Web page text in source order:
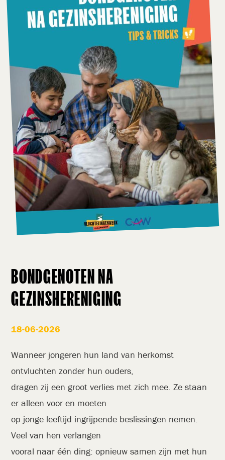
BONDGENOTEN NA
GEZINSHERENIGING
18-06-2026
Wanneer jongeren hun land van herkomst
ontvluchten zonder hun ouders,
dragen zij een groot verlies met zich mee. Ze staan
er alleen voor en moeten
op jonge leeftijd ingrijpende beslissingen nemen.
Veel van hen verlangen
vooral naar één ding: opnieuw samen zijn met hun